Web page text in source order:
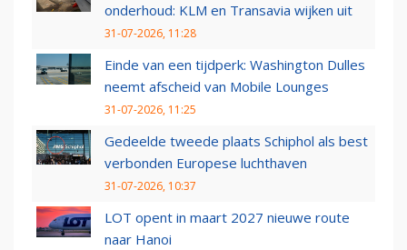
onderhoud: KLM en Transavia wijken uit
31-07-2026, 11:28
Einde van een tijdperk: Washington Dulles
neemt afscheid van Mobile Lounges
31-07-2026, 11:25
Gedeelde tweede plaats Schiphol als best
verbonden Europese luchthaven
31-07-2026, 10:37
LOT opent in maart 2027 nieuwe route
naar Hanoi